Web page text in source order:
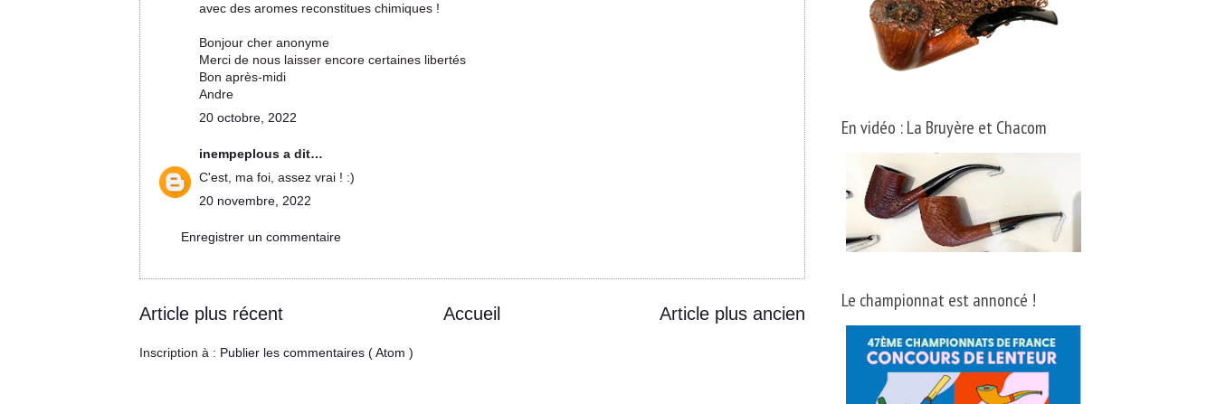
avec des aromes reconstitues chimiques !
Bonjour cher anonyme
Merci de nous laisser encore certaines libertés
Bon après-midi
Andre
20 octobre, 2022
inempeplousa dit…
C'est, ma foi, assez vrai ! :)
20 novembre, 2022
Enregistrer un commentaire
Article plus récent Article plus ancien
Accueil
Inscription à : Publier les commentaires ( Atom )
En vidéo : La Bruyère et Chacom
Le championnat est annoncé !